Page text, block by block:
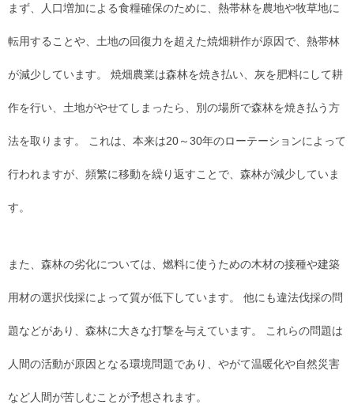
まず、人口増加による食糧確保のために、熱帯林を農地や牧草地に
転用することや、土地の回復力を超えた焼畑耕作が原因で、熱帯林
が減少しています。 焼畑農業は森林を焼き払い、灰を肥料にして耕
作を行い、土地がやせてしまったら、別の場所で森林を焼き払う方
法を取ります。 これは、本来は20～30年のローテーションによって
行われますが、頻繁に移動を繰り返すことで、森林が減少していま
す。
また、森林の劣化については、燃料に使うための木材の接種や建築
用材の選択伐採によって質が低下しています。 他にも違法伐採の問
題などがあり、森林に大きな打撃を与えています。 これらの問題は
人間の活動が原因となる環境問題であり、やがて温暖化や自然災害
など人間が苦しむことが予想されます。